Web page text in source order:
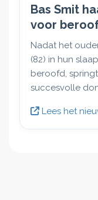
Bas Smit
voor
Nadat het
(82) in hun
beroofd,
succesvolle
Lees het